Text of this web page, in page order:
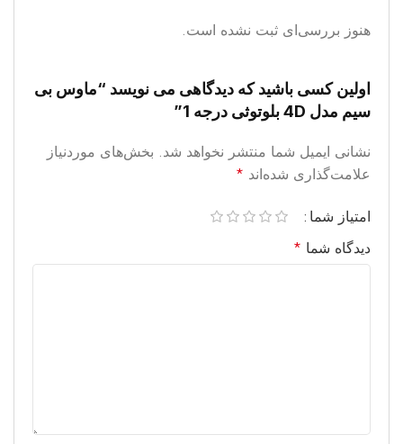
هنوز بررسی‌ای ثبت نشده است.
اولین کسی باشید که دیدگاهی می نویسد “ماوس بی
سیم مدل 4D بلوتوثی درجه 1”
نشانی ایمیل شما منتشر نخواهد شد. بخش‌های موردنیاز
علامت‌گذاری شده‌اند *
امتیاز شما
دیدگاه شما *